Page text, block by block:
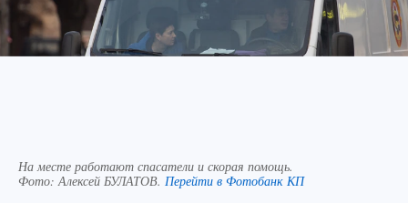
На месте работают спасатели и скорая помощь.
Фото: Алексей БУЛАТОВ. Перейти в Фотобанк КП